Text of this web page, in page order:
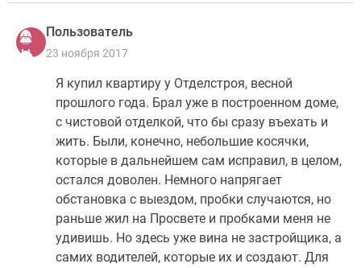
Пользователь
23 ноября 2017
Я купил квартиру у Отделстроя, весной
прошлого года. Брал уже в построенном доме,
с чистовой отделкой, что бы сразу въехать и
жить. Были, конечно, небольшие косячки,
которые в дальнейшем сам исправил, в целом,
остался доволен. Немного напрягает
обстановка с выездом, пробки случаются, но
раньше жил на Просвете и пробками меня не
удивишь. Но здесь уже вина не застройщика, а
самих водителей, которые их и создают. Для